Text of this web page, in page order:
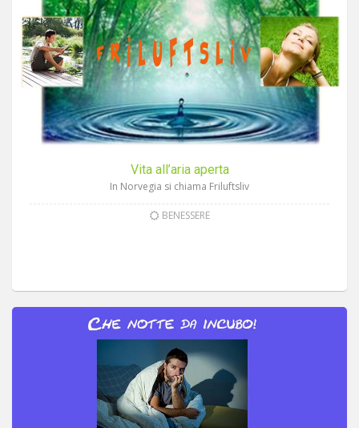
Vita all’aria aperta
In Norvegia si chiama Friluftsliv
BENESSERE